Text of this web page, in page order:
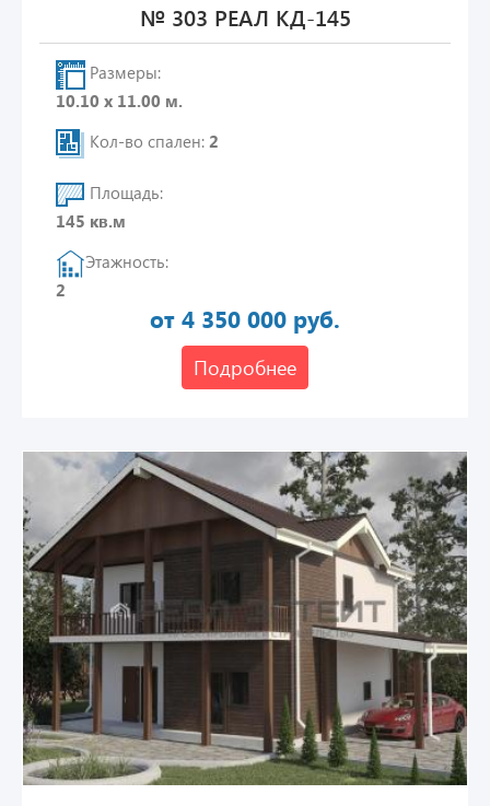
№ 303 РЕАЛ КД-145
Размеры:
10.10 х 11.00 м.
Кол-во спален: 2
Площадь:
145 кв.м
Этажность:
2
от 4 350 000 руб.
Подробнее